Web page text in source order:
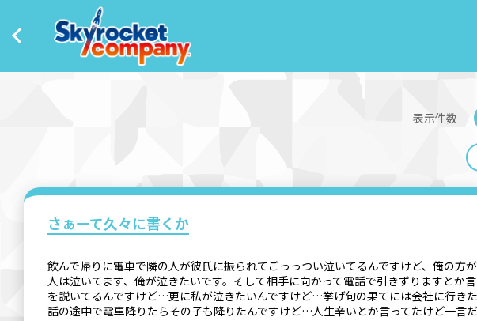
表示件数
さぁーて久々に書くか
飲んで帰りに電車で隣の人が彼氏に振られてごっっつい泣いてるんですけど、俺の
人は泣いてます、俺が泣きたいです。そして相手に向かって電話で引きずりますと
を説いてるんですけど…更に私が泣きたいんですけど…挙げ句の果てには会社に行き
話の途中で電車降りたらその子も降りたんですけど…人生辛いとか言ってたけど一